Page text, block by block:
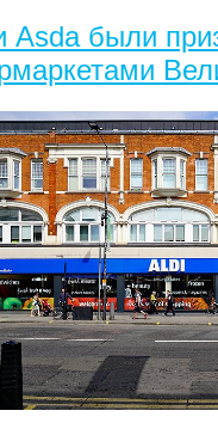
Asda были